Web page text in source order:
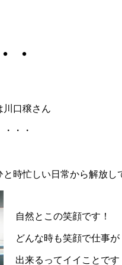
・
たのは川口穣さん
・・
時忙しい日常から解放し
自然とこの笑顔です！
どんな時も笑顔で仕事が
出来るってイイことです